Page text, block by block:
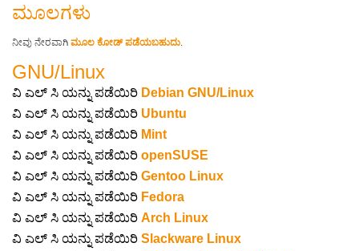
ಮೂಲಗಳು
ನೀವು ನೇರವಾಗಿ ಮೂಲ ಕೋಡ್ ಪಡೆಯಬಹುದು.
GNU/Linux
ವಿ ಎಲ್ ಸಿ ಯನ್ನು ಪಡೆಯಿರಿ Debian GNU/Linux
ವಿ ಎಲ್ ಸಿ ಯನ್ನು ಪಡೆಯಿರಿ Ubuntu
ವಿ ಎಲ್ ಸಿ ಯನ್ನು ಪಡೆಯಿರಿ Mint
ವಿ ಎಲ್ ಸಿ ಯನ್ನು ಪಡೆಯಿರಿ openSUSE
ವಿ ಎಲ್ ಸಿ ಯನ್ನು ಪಡೆಯಿರಿ Gentoo Linux
ವಿ ಎಲ್ ಸಿ ಯನ್ನು ಪಡೆಯಿರಿ Fedora
ವಿ ಎಲ್ ಸಿ ಯನ್ನು ಪಡೆಯಿರಿ Arch Linux
ವಿ ಎಲ್ ಸಿ ಯನ್ನು ಪಡೆಯಿರಿ Slackware Linux